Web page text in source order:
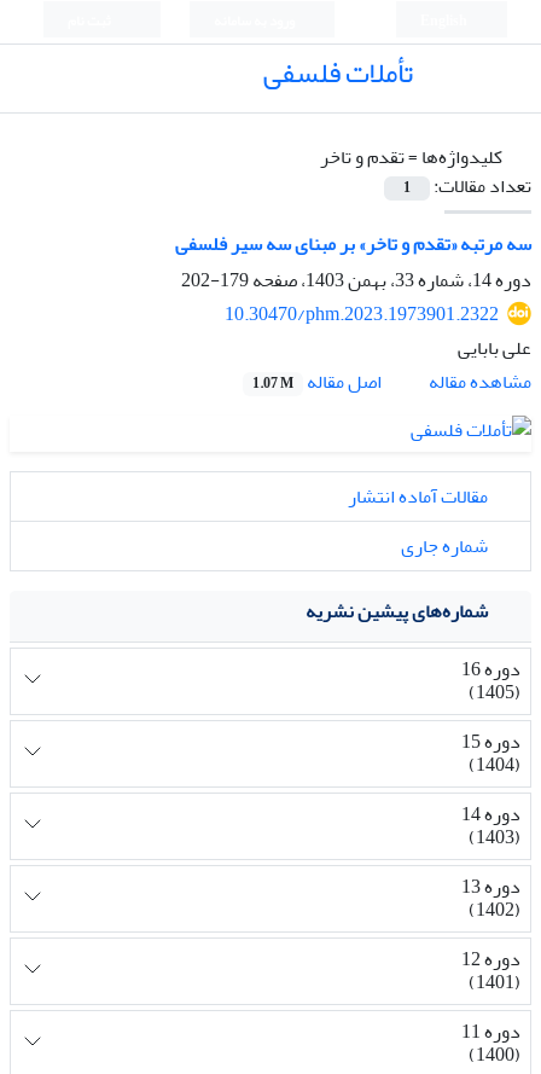
تأملات فلسفی
کلیدواژه‌ها =تقدم و تاخر
تعداد مقالات:
1
سه مرتبه «تقدم و تاخر» بر مبنای سه سیر فلسفی
دوره 14، شماره 33، بهمن 1403، صفحه
179-202
10.30470/phm.2023.1973901.2322
علی بابایی
مشاهده مقاله
اصل مقاله 1.07 M
مقالات آماده انتشار
شماره جاری
شماره‌های پیشین نشریه
دوره 16
(1405)
دوره 15
(1404)
دوره 14
(1403)
دوره 13
(1402)
دوره 12
(1401)
دوره 11
(1400)